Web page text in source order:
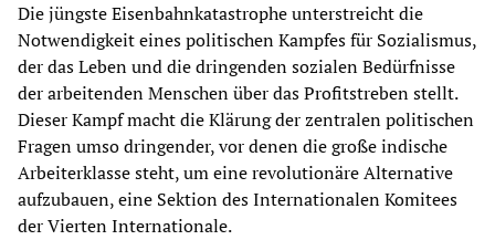
Die jüngste Eisenbahnkatastrophe unterstreicht die
Notwendigkeit eines politischen Kampfes für Sozialismus,
der das Leben und die dringenden sozialen Bedürfnisse
der arbeitenden Menschen über das Profitstreben stellt.
Dieser Kampf macht die Klärung der zentralen politischen
Fragen umso dringender, vor denen die große indische
Arbeiterklasse steht, um eine revolutionäre Alternative
aufzubauen, eine Sektion des Internationalen Komitees
der Vierten Internationale.